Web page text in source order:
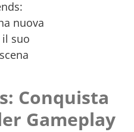
Conquista
Gameplay